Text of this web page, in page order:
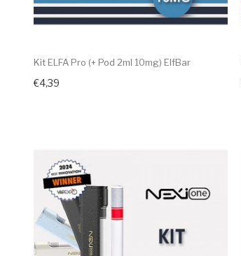
Kit ELFA Pro (+ Pod 2ml 10mg) ElfBar
€4,39